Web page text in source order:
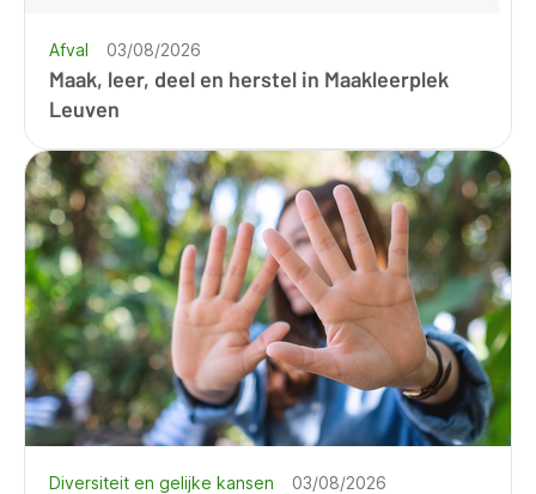
Maak, leer, deel en herstel in Maakleerplek
Leuven
Afval 03/08/2026
Diversiteit en gelijke kansen 03/08/2026